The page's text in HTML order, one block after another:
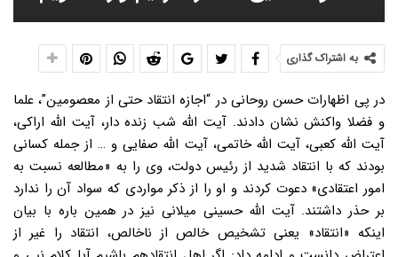
به اشتراک گذاری
در پی اظهارات حسن روحانی در “اجازه انتقاد حتی از معصومین”، علما
و فضلا واکنش نشان دادند. آیت الله شب زنده دار، آیت الله اراکی،
آیت الله کعبی، آیت الله خاتمی، آیت الله صفایی و … از جمله کسانی
بودند که با انتقاد شدید از رئیس دولت، وی را به «مطالعه نسبت به
امور اعتقادی» دعوت کردند و او را از ذکر مواردی که سواد آن را ندارد
بر حذر داشتند. آیت الله حسینی میلانی نیز در همین باره با بیان
اینکه «انتقاد» یعنی تشخیص خالص از ناخالص، انتقاد را غیر از